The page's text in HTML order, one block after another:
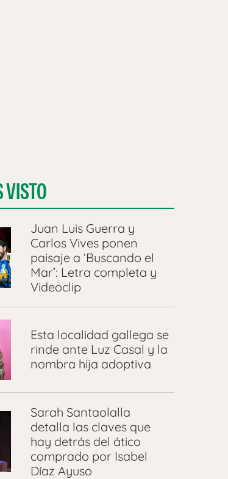
Juan Luis Guerra y
Carlos Vives ponen
paisaje a ‘Buscando el
Mar’: Letra completa y
Videoclip
Esta localidad gallega se
rinde ante Luz Casal y la
nombra hija adoptiva
Sarah Santaolalla
detalla las claves que
hay detrás del ático
comprado por Isabel
Díaz Ayuso